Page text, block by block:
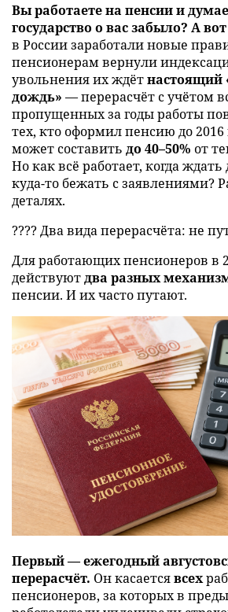
Вы работаете на пенсии и
государство о вас забыло? А
в России заработали новые
пенсионерам вернули
увольнения их ждётнастоящий
дождь» — перерасчёт с учётом
пропущенных за годы работы
тех, кто оформил пенсию до 2016
может составить до 40–50% от
Но как всё работает, когда
куда-то бежать с заявлениями?
деталях.
???? Два вида перерасчёта: не
Для работающих пенсионеров в
действуютдва разных
пенсии. И их часто путают.
Первый — ежегодный
перерасчёт. Он касаетсявсех
пенсионеров, за которых в